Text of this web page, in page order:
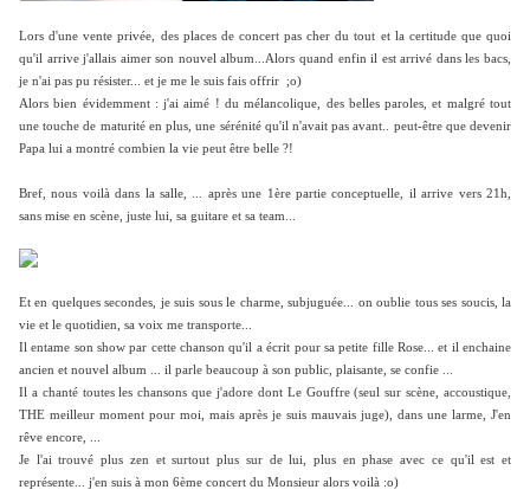
Lors d'une vente privée, des places de concert pas cher du tout et la certitude que quoi
qu'il arrive j'allais aimer son nouvel album...Alors quand enfin il est arrivé dans les bacs,
je n'ai pas pu résister... et je me le suis fais offrir ;o)
Alors bien évidemment : j'ai aimé ! du mélancolique, des belles paroles, et malgré tout
une touche de maturité en plus, une sérénité qu'il n'avait pas avant.. peut-être que devenir
Papa lui a montré combien la vie peut être belle ?!
Bref, nous voilà dans la salle, ... après une 1ère partie conceptuelle, il arrive vers 21h,
sans mise en scène, juste lui, sa guitare et sa team...
Et en quelques secondes, je suis sous le charme, subjuguée... on oublie tous ses soucis, la
vie et le quotidien, sa voix me transporte...
Il entame son show par cette chanson qu'il a écrit pour sa petite fille Rose... et il enchaine
ancien et nouvel album ... il parle beaucoup à son public, plaisante, se confie ...
Il a chanté toutes les chansons que j'adore dont Le Gouffre (seul sur scène, accoustique,
THE meilleur moment pour moi, mais après je suis mauvais juge), dans une larme, J'en
rêve encore, ...
Je l'ai trouvé plus zen et surtout plus sur de lui, plus en phase avec ce qu'il est et
représente... j'en suis à mon 6ème concert du Monsieur alors voilà :o)